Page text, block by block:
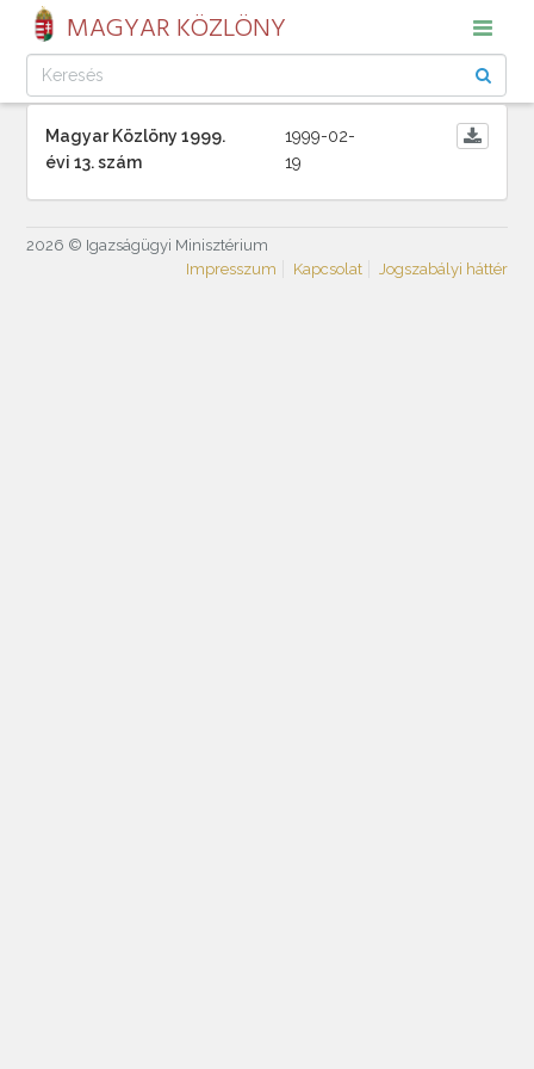
MAGYAR KÖZLÖNY
Magyar Közlöny 1999.
évi 13. szám
1999-02-
19
2026 © Igazságügyi Minisztérium
Impresszum
Kapcsolat Jogszabályi háttér